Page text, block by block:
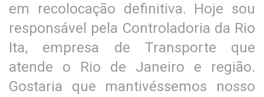
em recolocação definitiva. Hoje sou
responsável pela Controladoria da Rio
Ita, empresa de Transporte que
atende o Rio de Janeiro e região.
Gostaria que mantivéssemos nosso